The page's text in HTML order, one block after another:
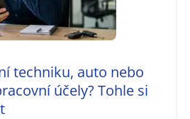
techniku, auto nebo
účely? Tohle si